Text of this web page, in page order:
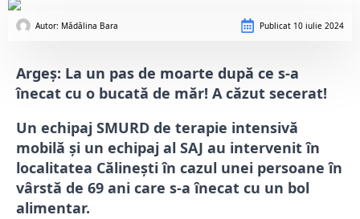
Autor: Mădălina Bara Publicat 10 iulie 2024
Argeș: La un pas de moarte după ce s-a
înecat cu o bucată de măr! A căzut secerat!
Un echipaj SMURD de terapie intensivă
mobilă și un echipaj al SAJ au intervenit în
localitatea Călinești în cazul unei persoane în
vârstă de 69 ani care s-a înecat cu un bol
alimentar.